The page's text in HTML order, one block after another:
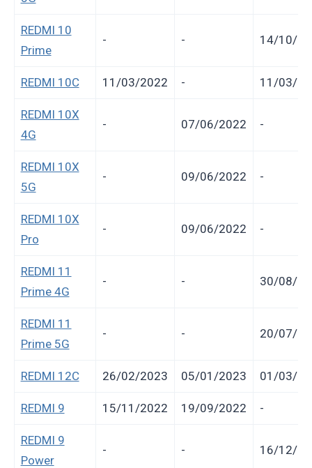
REDMI 10
Prime
- - 14/10/
REDMI 10C 11/03/2022 - 11/03/
REDMI 10X
4G
- 07/06/2022 -
REDMI 10X
5G
- 09/06/2022 -
REDMI 10X
Pro
- 09/06/2022 -
REDMI 11
Prime 4G
- - 30/08/
REDMI 11
Prime 5G
- - 20/07/
REDMI 12C 26/02/2023 05/01/2023 01/03/
REDMI 9 15/11/2022 19/09/2022 -
REDMI 9
Power
- - 16/12/